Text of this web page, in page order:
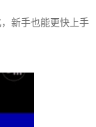
新手也能更快上手